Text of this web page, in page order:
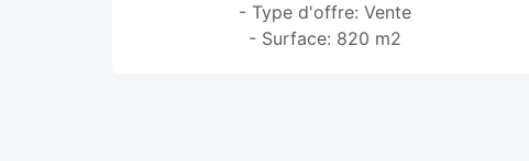
- Type d'offre: Vente
- Surface: 820 m2